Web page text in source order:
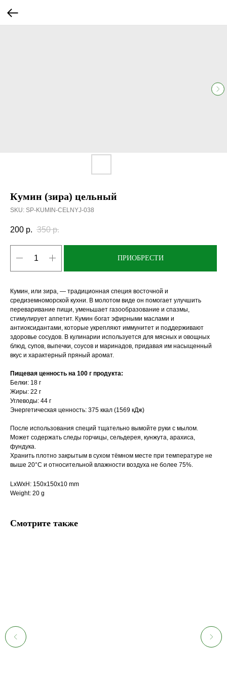
Кумин (зира) цельный
SKU: SP-KUMIN-CELNYJ-038
200 р. 350 р.
ПРИОБРЕСТИ
Кумин, или зира, — традиционная специя восточной и
средиземноморской кухни. В молотом виде он помогает улучшить
переваривание пищи, уменьшает газообразование и спазмы,
стимулирует аппетит. Кумин богат эфирными маслами и
антиоксидантами, которые укрепляют иммунитет и поддерживают
здоровье сосудов. В кулинарии используется для мясных и овощных
блюд, супов, выпечки, соусов и маринадов, придавая им насыщенный
вкус и характерный пряный аромат.
Пищевая ценность на 100 г продукта:
Белки: 18 г
Жиры: 22 г
Углеводы: 44 г
Энергетическая ценность: 375 ккал (1569 кДж)
После использования специй тщательно вымойте руки с мылом.
Может содержать следы горчицы, сельдерея, кунжута, арахиса,
фундука.
Хранить плотно закрытым в сухом тёмном месте при температуре не
выше 20°С и относительной влажности воздуха не более 75%.
LxWxH: 150x150x10 mm
Weight: 20 g
Смотрите также